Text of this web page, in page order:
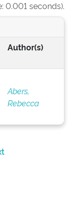
0.001 seconds).
Author(s)
Abers,
Rebecca